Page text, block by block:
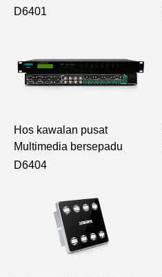
D6401
Hos kawalan pusat
Multimedia bersepadu
D6404